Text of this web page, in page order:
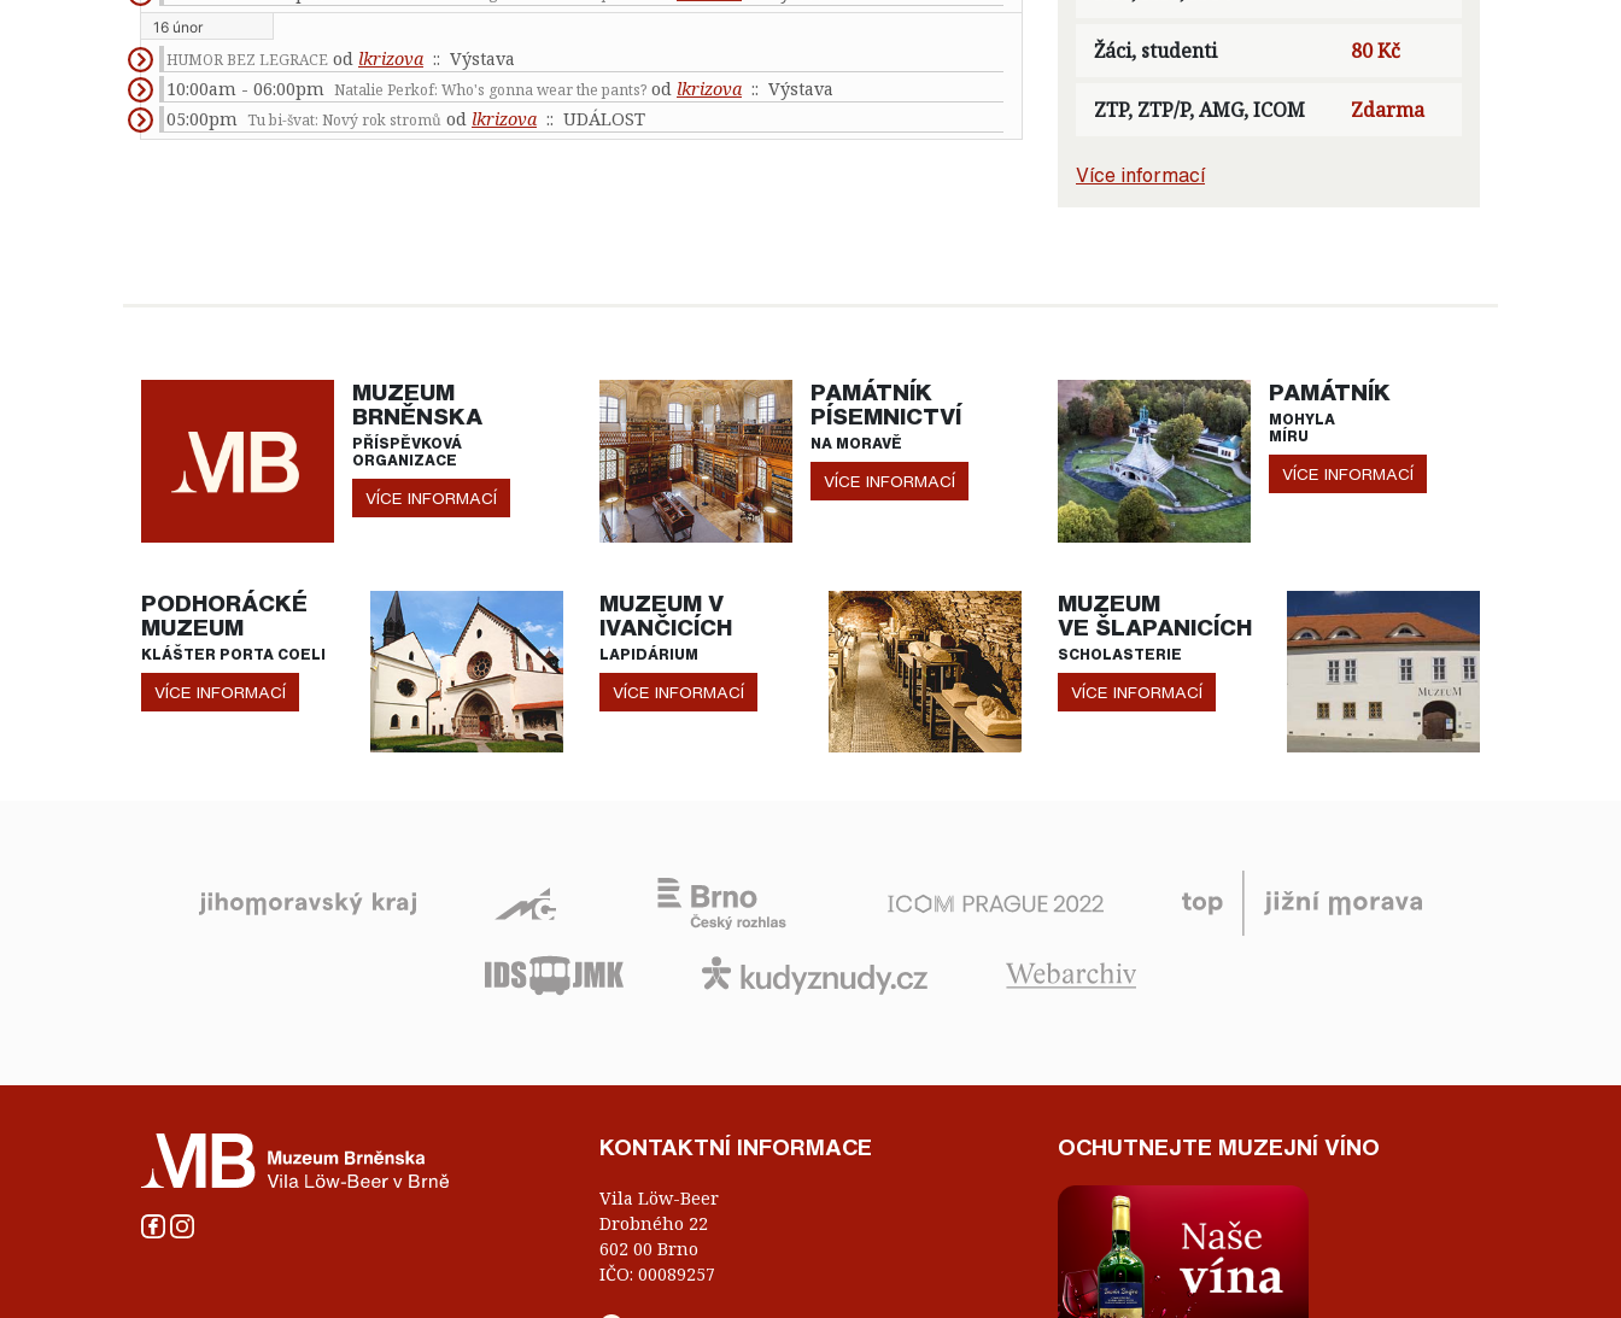
16 únor
HUMOR BEZ LEGRACE od lkrizova :: Výstava
10:00am - 06:00pm Natalie Perkof: Who's gonna wear the pants? od lkrizova :: Výstava
05:00pm Tu bi-švat: Nový rok stromů od lkrizova :: UDÁLOST
Žáci, studenti 80 Kč
ZTP, ZTP/P, AMG, ICOM Zdarma
Více informací
MUZEUM
BRNĚNSKA
PŘÍSPĚVKOVÁ
ORGANIZACE
VÍCE INFORMACÍ
PAMÁTNÍK
PÍSEMNICTVÍ
NA MORAVĚ
VÍCE INFORMACÍ
PAMÁTNÍK
MOHYLA
MÍRU
VÍCE INFORMACÍ
PODHORÁCKÉ
MUZEUM
KLÁŠTER PORTA COELI
VÍCE INFORMACÍ
MUZEUM V
IVANČICÍCH
LAPIDÁRIUM
VÍCE INFORMACÍ
MUZEUM
VE ŠLAPANICÍCH
SCHOLASTERIE
VÍCE INFORMACÍ
KONTAKTNÍ INFORMACE
Vila Löw-Beer
Drobného 22
602 00 Brno
IČO: 00089257
OCHUTNEJTE MUZEJNÍ VÍNO